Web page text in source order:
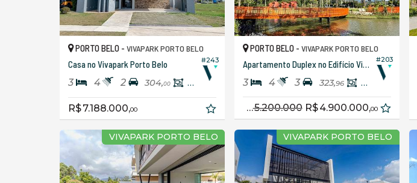
#243
PORTO BELO - VIVAPARK PORTO BELO
Casa no Vivapark Porto Belo
3 4 2 304,00 280,
R$ 7.188.000,00
#203
PORTO BELO - VIVAPARK PORTO BELO
Apartamento Duplex no Edifício Vista Jardins
3 4 3 323,96 250,
R$ 5.200.000 R$ 4.900.000,00
VIVAPARK PORTO BELO VIVAPARK PORTO BELO